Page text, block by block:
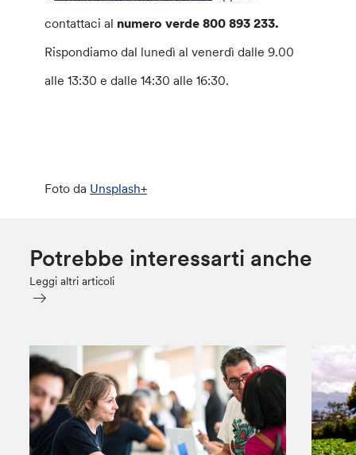
contattaci al numero verde 800 893 233.
Rispondiamo dal lunedì al venerdì dalle 9.00
alle 13:30 e dalle 14:30 alle 16:30.
Foto da Unsplash+
Potrebbe interessarti anche
Leggi altri articoli